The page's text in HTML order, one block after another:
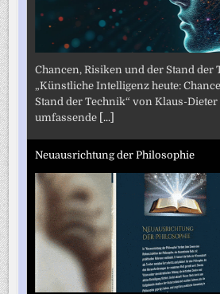
Chancen, Risiken und der Stand der
„Künstliche Intelligenz heute:
Stand der Technik“ von Klaus-Dieter
umfassende [...]
Neuausrichtung der Philosophie